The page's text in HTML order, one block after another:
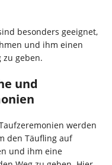
besonders geeignet,
und ihm einen
zu geben.
und
werden
den Täufling auf
und ihm eine